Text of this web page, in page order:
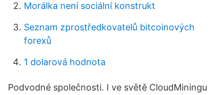
Morálka není sociální konstrukt
Seznam zprostředkovatelů bitcoinových
forexů
1 dolarová hodnota
Podvodné společnosti. I ve světě CloudMiningu